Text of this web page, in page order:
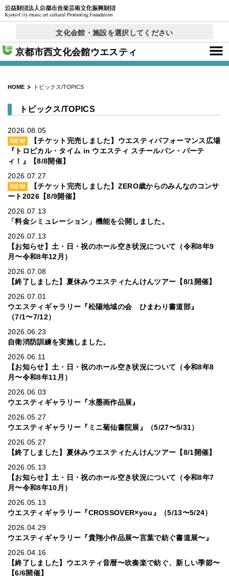
文化会館・施設を選択してください
京都コンサートホール
東部文化会館
呉竹文化センター
西文化会館ウエスティ
右京ふれあい文化会館
ロームシアター京都
京都市西文化会館ウエスティ
HOME トピックス/TOPICS
トピックス/TOPICS
2026.08.05
NEW
【チケット完売しました】ウエスティパフォーマンス広場
『トロピカル・タイム in ウエスティ スチールパン・パーテ
ィ！』【8/8開催】
2026.07.27
NEW
【チケット完売しました】ZERO歳からのみんなのコンサ
ート2026【8/9開催】
2026.07.13
「料金シミュレーション」機能を公開しました。
2026.07.13
【お知らせ】土・日・祝のホール空き状況について（令和8年9
月〜令和8年12月）
2026.07.08
【終了しました】夏休みウエスティたんけんツアー【8/1開催】
2026.07.01
ウエスティギャラリー『松陽地域の会 ひまわり書道部』
（7/1〜7/12）
2026.06.23
自衛消防訓練を実施しました。
2026.06.11
【お知らせ】土・日・祝のホール空き状況について（令和8年8
月〜令和8年11月）
2026.06.03
ウエスティギャラリー『水墨画作品展』
2026.05.27
ウエスティギャラリー『ミニ菊仙書院展』（5/27〜5/31）
2026.05.27
【終了しました】夏休みウエスティたんけんツアー【8/1開催】
2026.05.13
【お知らせ】土・日・祝のホール空き状況について（令和8年7
月〜令和8年10月）
2026.05.13
ウエスティギャラリー『CROSSOVER×you』（5/13〜5/24）
2026.04.29
ウエスティギャラリー『貴翔小作品展〜言葉で紡ぐ書道展〜』
2026.04.16
【終了しました】ウエスティ音暦〜吹奏楽で紡ぐ、新しい季節〜
【6/6開催】